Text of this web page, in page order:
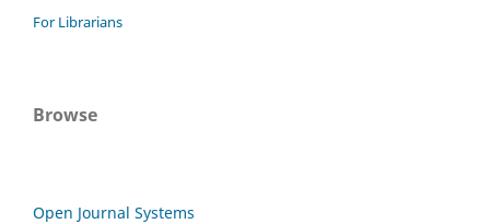
For Librarians
Browse
Open Journal Systems